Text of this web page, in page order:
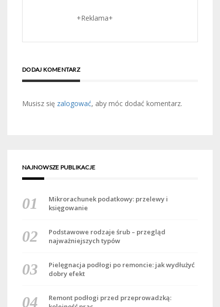
+Reklama+
DODAJ KOMENTARZ
Musisz się zalogować, aby móc dodać komentarz.
NAJNOWSZE PUBLIKACJE
Mikrorachunek podatkowy: przelewy i
księgowanie
Podstawowe rodzaje śrub – przegląd
najważniejszych typów
Pielęgnacja podłogi po remoncie: jak wydłużyć
dobry efekt
Remont podłogi przed przeprowadzką: